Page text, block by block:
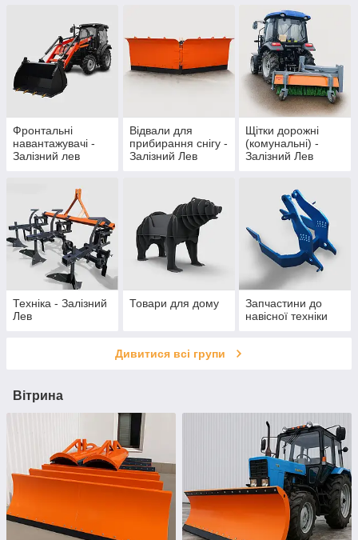
Фронтальні
навантажувачі -
Залізний лев
Відвали для
прибирання снігу -
Залізний Лев
Щітки дорожні
(комунальні) -
Залізний Лев
Техніка - Залізний
Лев
Товари для дому
Запчастини до
навісної техніки
Дивитися всі групи
Вітрина